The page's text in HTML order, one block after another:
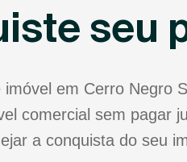
seu
imóvel em Cerro Negro
comercial sem pagar
a conquista do seu